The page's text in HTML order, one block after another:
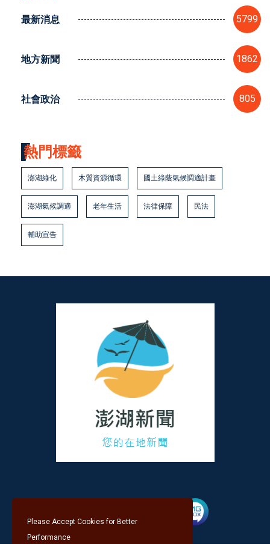
最新消息 5799
地方新聞 1862
社會政治 805
熱門標籤
澎湖綠化 木質資源循環 國土綠蔭氣候調適計畫
澎湖氣候調適 老年生活 法律保障 民法
輔助宣告
Please Accept Cookies for Better
Performance